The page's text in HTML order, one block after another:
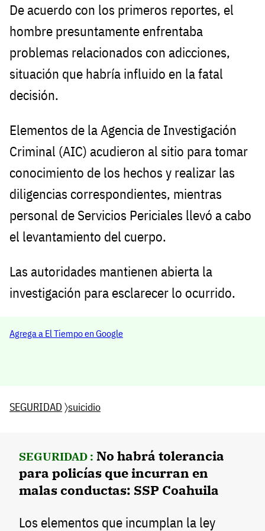
De acuerdo con los primeros reportes, el
hombre presuntamente enfrentaba
problemas relacionados con adicciones,
situación que habría influido en la fatal
decisión.
Elementos de la Agencia de Investigación
Criminal (AIC) acudieron al sitio para tomar
conocimiento de los hechos y realizar las
diligencias correspondientes, mientras
personal de Servicios Periciales llevó a cabo
el levantamiento del cuerpo.
Las autoridades mantienen abierta la
investigación para esclarecer lo ocurrido.
Agrega a El Tiempo en Google
SEGURIDAD 〉suicidio
SEGURIDAD : No habrá tolerancia
para policías que incurran en
malas conductas: SSP Coahuila
Los elementos que incumplan la ley